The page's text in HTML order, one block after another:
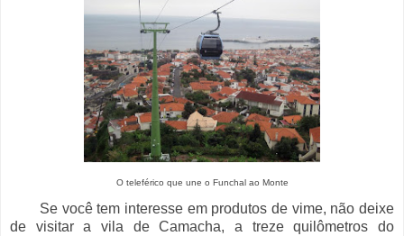
O teleférico que une o Funchal ao Monte
Se você tem interesse em produtos de vime, não deixe
de visitar a vila de Camacha, a treze quilômetros do